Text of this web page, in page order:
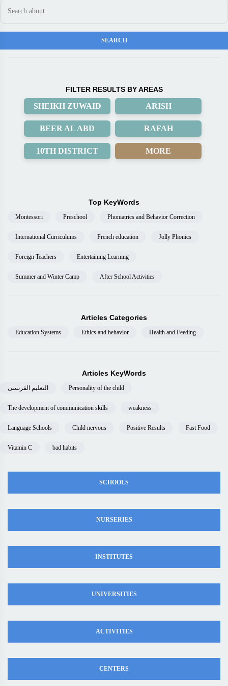
FILTER RESULTS BY AREAS
SHEIKH ZUWAID ARISH
BEER AL ABD RAFAH
10TH DISTRICT MORE
Top KeyWords
Montessori Preschool Phoniatrics and Behavior Correction
International Curriculums French education Jolly Phonics
Foreign Teachers Entertaining Learning
Summer and Winter Camp After School Activities
Articles Categories
Education Systems Ethics and behavior Health and Feeding
Articles KeyWords
التعليم الفرنسى Personality of the child
The development of communication skills weakness
Language Schools Child nervous Positive Results Fast Food
Vitamin C bad habits
SCHOOLS
NURSERIES
INSTITUTES
UNIVERSITIES
ACTIVITIES
CENTERS